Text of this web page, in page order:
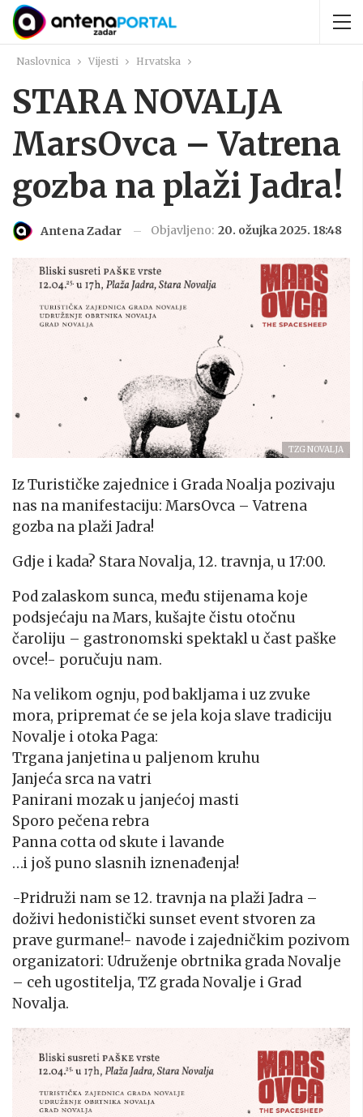
Naslovnica Vijesti Hrvatska
STARA NOVALJA
MarsOvca – Vatrena
gozba na plaži Jadra!
Antena Zadar Objavljeno: 20. ožujka 2025. 18:48
TZG NOVALJA
Iz Turističke zajednice i Grada Noalja pozivaju
nas na manifestaciju: MarsOvca – Vatrena
gozba na plaži Jadra!
Gdje i kada? Stara Novalja, 12. travnja, u 17:00.
Pod zalaskom sunca, među stijenama koje
podsjećaju na Mars, kušajte čistu otočnu
čaroliju – gastronomski spektakl u čast paške
ovce!- poručuju nam.
Na velikom ognju, pod bakljama i uz zvuke
mora, pripremat će se jela koja slave tradiciju
Novalje i otoka Paga:
Trgana janjetina u paljenom kruhu
Janjeća srca na vatri
Panirani mozak u janjećoj masti
Sporo pečena rebra
Panna cotta od skute i lavande
…i još puno slasnih iznenađenja!
-Pridruži nam se 12. travnja na plaži Jadra –
doživi hedonistički sunset event stvoren za
prave gurmane!- navode i zajedničkim pozivom
organizatori: Udruženje obrtnika grada Novalje
– ceh ugostitelja, TZ grada Novalje i Grad
Novalja.